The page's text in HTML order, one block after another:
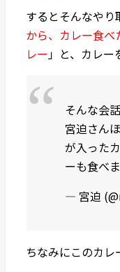
するとそんなや
から、カレー食
レー 」と、カレー
そんな会
宮迫さん
が入った
ーも食べ
— 宮迫
ちなみにこのカレ